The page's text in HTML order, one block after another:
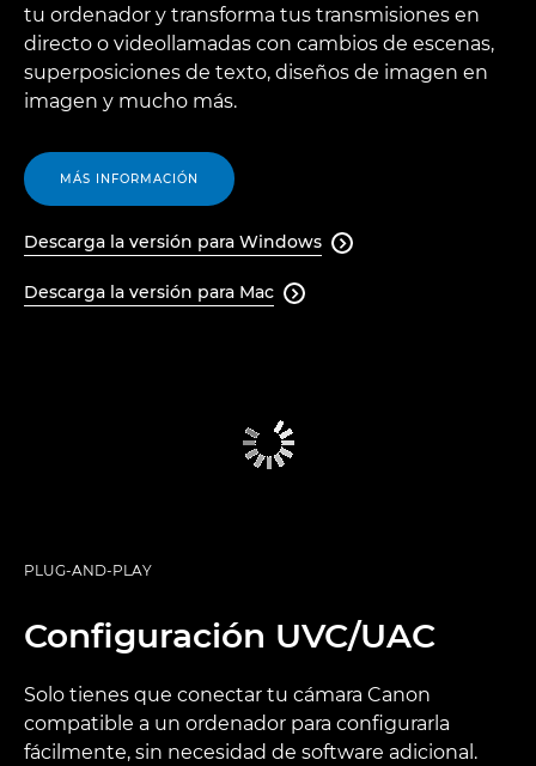
tu ordenador y transforma tus transmisiones en
directo o videollamadas con cambios de escenas,
superposiciones de texto, diseños de imagen en
imagen y mucho más.
MÁS INFORMACIÓN
Descarga la versión para Windows 
Descarga la versión para Mac 
PLUG-AND-PLAY
Configuración UVC/UAC
Solo tienes que conectar tu cámara Canon
compatible a un ordenador para configurarla
fácilmente, sin necesidad de software adicional.